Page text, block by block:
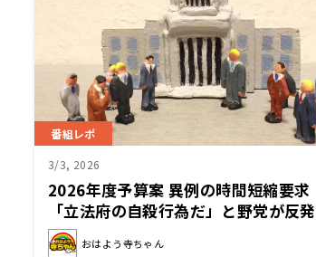
番組レポ
3/3, 2026
2026年度予算案 異例の時間短縮要求
「立法府の自殺行為だ」と野党が反発
おはよう寺ちゃん